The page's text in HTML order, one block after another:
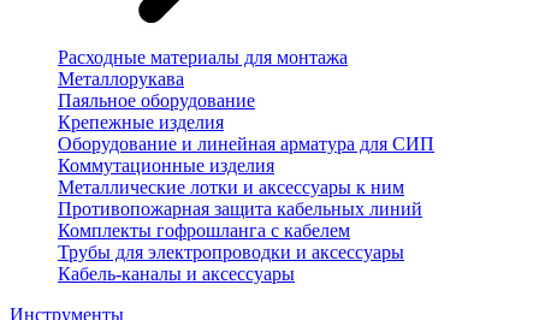
Расходные материалы для монтажа
Металлорукава
Паяльное оборудование
Крепежные изделия
Оборудование и линейная арматура для СИП
Коммутационные изделия
Металлические лотки и аксессуары к ним
Противопожарная защита кабельных линий
Комплекты гофрошланга с кабелем
Трубы для электропроводки и аксессуары
Кабель-каналы и аксессуары
Инструменты